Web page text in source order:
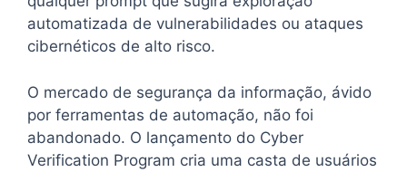
automatizada de vulnerabilidades ou ataques
cibernéticos de alto risco.
O mercado de segurança da informação, ávido
por ferramentas de automação, não foi
abandonado. O lançamento do Cyber
Verification Program cria uma casta de usuários